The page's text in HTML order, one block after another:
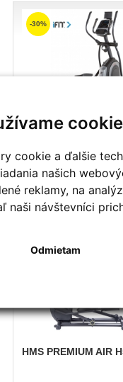
cookie a ďalšie
našich
reklamy, na
naši návštevníci
Odmietam
-30%
NORDICTRACKC5.5
999,00 €
1 435,00 €
Na sklade (dodanie 1
HMS PREMIUM AIR